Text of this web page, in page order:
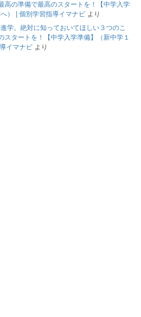
高の準備で最高のスタートを！【中学入学
） | 個別学習指導イマナビ より
学。絶対に知っておいてほしい３つのこ
スタートを！【中学入学準備】（新中学１
イマナビ より